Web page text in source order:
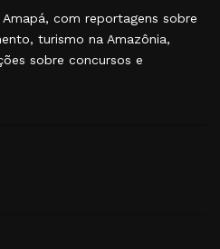
com reportagens sobre
turismo na Amazônia,
sobre concursos e